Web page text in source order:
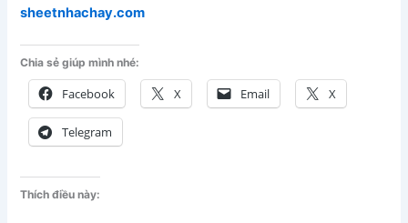
sheetnhachay.com
Chia sẻ giúp mình nhé:
Facebook X Email X
Telegram
Thích điều này: